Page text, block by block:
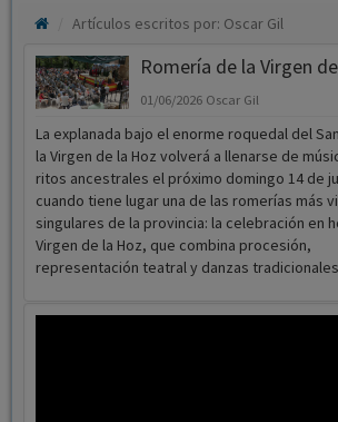
Artículos escritos por: Oscar Gil
Romería de la Virgen
01/06/2026 Oscar Gil
La explanada bajo el enorme roquedal del
la Virgen de la Hoz volverá a llenarse de
ritos ancestrales el próximo domingo 14 de
cuando tiene lugar una de las romerías más
singulares de la provincia: la celebración en
Virgen de la Hoz, que combina procesión,
representación teatral y danzas tradicionales